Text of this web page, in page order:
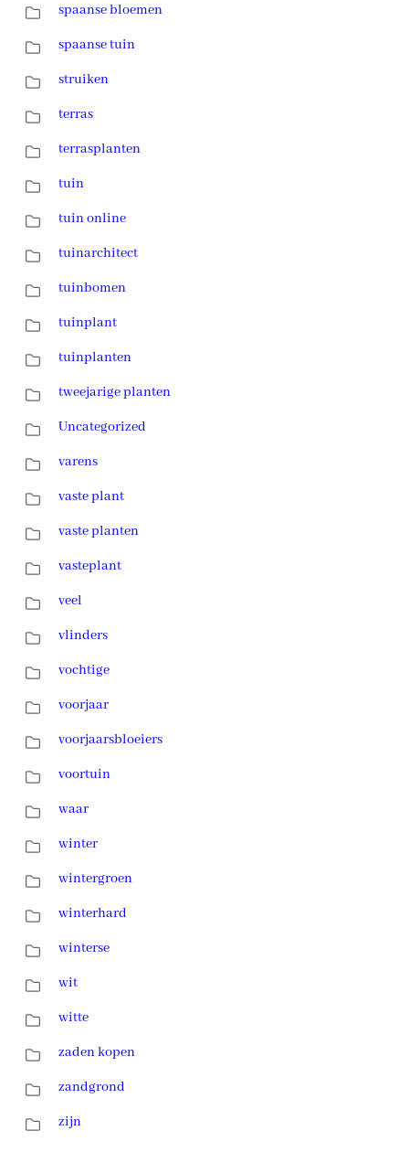
spaanse bloemen
spaanse tuin
struiken
terras
terrasplanten
tuin
tuin online
tuinarchitect
tuinbomen
tuinplant
tuinplanten
tweejarige planten
Uncategorized
varens
vaste plant
vaste planten
vasteplant
veel
vlinders
vochtige
voorjaar
voorjaarsbloeiers
voortuin
waar
winter
wintergroen
winterhard
winterse
wit
witte
zaden kopen
zandgrond
zijn